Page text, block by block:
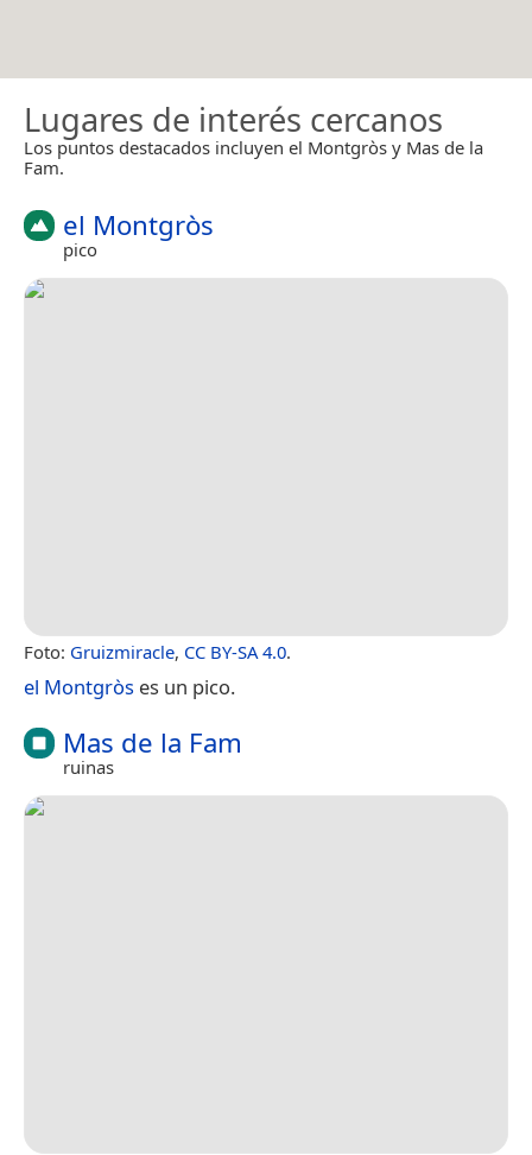
Lugares de interés cercanos
Los puntos destacados incluyen el Montgròs y Mas de la
Fam.
el Montgròs
pico
Foto: Gruizmiracle, CC BY-SA 4.0.
el Montgròs es un pico.
Mas de la Fam
ruinas